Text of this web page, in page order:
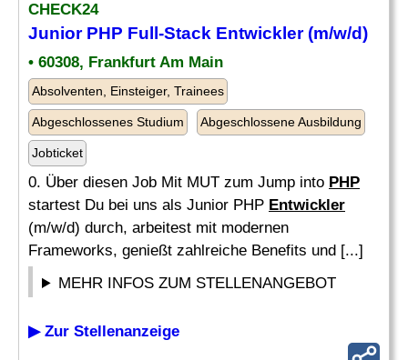
CHECK24
Junior PHP Full-Stack Entwickler (m/w/d)
• 60308, Frankfurt Am Main
Absolventen, Einsteiger, Trainees
Abgeschlossenes Studium Abgeschlossene Ausbildung
Jobticket
0. Über diesen Job Mit MUT zum Jump into PHP
startest Du bei uns als Junior PHP Entwickler
(m/w/d) durch, arbeitest mit modernen
Frameworks, genießt zahlreiche Benefits und [...]
MEHR INFOS ZUM STELLENANGEBOT
▶ Zur Stellenanzeige